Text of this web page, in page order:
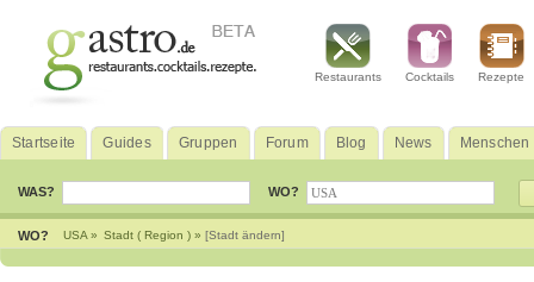
Restaurants Cocktails Rezepte
Startseite Guides Gruppen Forum Blog News Menschen
WAS? WO?
WO? USA » Stadt ( Region ) » [Stadt ändern]